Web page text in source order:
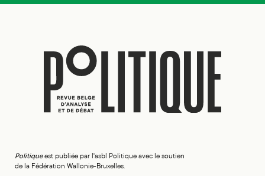
Politiqueest publiée par l'asbl Politique avec le soutien
de la Fédération Wallonie-Bruxelles.